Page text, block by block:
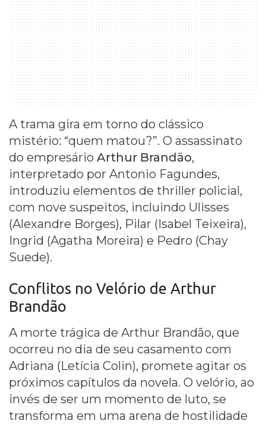
A trama gira em torno do clássico
mistério: “quem matou?”. O assassinato
do empresário Arthur Brandão,
interpretado por Antonio Fagundes,
introduziu elementos de thriller policial,
com nove suspeitos, incluindo Ulisses
(Alexandre Borges), Pilar (Isabel Teixeira),
Ingrid (Agatha Moreira) e Pedro (Chay
Suede).
Conflitos no Velório de Arthur
Brandão
A morte trágica de Arthur Brandão, que
ocorreu no dia de seu casamento com
Adriana (Letícia Colin), promete agitar os
próximos capítulos da novela. O velório, ao
invés de ser um momento de luto, se
transforma em uma arena de hostilidade